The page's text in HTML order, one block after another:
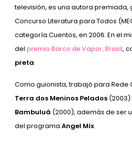
televisión, es una autora premiada,
Concurso Literatura para Todos
categoría Cuentos, en 2006. En el
del premio Barco de Vapor, Brasil,
preta.
Como guionista, trabajó para Rede
Terra dos Meninos Pelados
Bambuluá (2000), además de ser
del programa Angel Mix.